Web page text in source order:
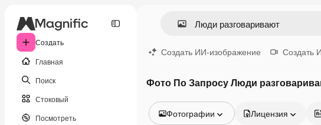
Создать
Главная
Поиск
Стоковый
Посмотреть
Создать ИИ-изображение Создать
Фото По Запросу Люди
Фотографии Лицензия